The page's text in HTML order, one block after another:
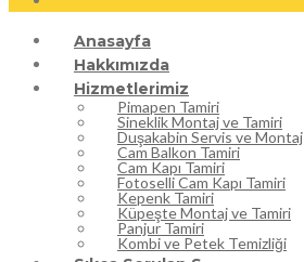
Anasayfa
Hakkımızda
Hizmetlerimiz
Pimapen Tamiri
Sineklik Montaj ve Tamiri
Duşakabin Servis ve Montaj
Cam Balkon Tamiri
Cam Kapı Tamiri
Fotoselli Cam Kapı Tamiri
Kepenk Tamiri
Küpeşte Montaj ve Tamiri
Panjur Tamiri
Kombi ve Petek Temizliği